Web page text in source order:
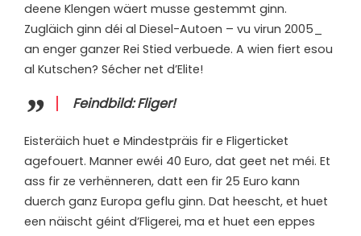
deene Klengen wäert musse gestemmt ginn.
Zugläich ginn déi al Diesel-Autoen – vu virun 2005_
an enger ganzer Rei Stied verbuede. A wien fiert esou
al Kutschen? Sécher net d’Elite!
Feindbild: Fliger!
Eisteräich huet e Mindestpräis fir e Fligerticket
agefouert. Manner ewéi 40 Euro, dat geet net méi. Et
ass fir ze verhënneren, datt een fir 25 Euro kann
duerch ganz Europa geflu ginn. Dat heescht, et huet
een näischt géint d’Fligerei, ma et huet een eppes